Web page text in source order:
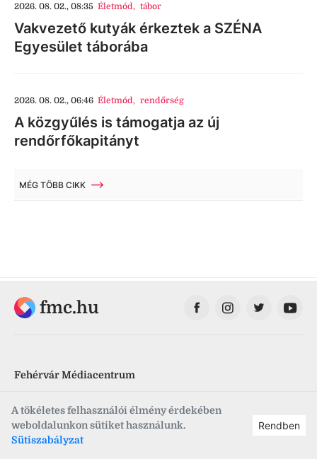
A tökéletes felhasználói élmény érdekében
weboldalunkon sütiket használunk.
Sütiszabályzat
Rendben
2026. 08. 02., 08:35 Életmód, tábor
Vakvezető kutyák érkeztek a SZÉNA
Egyesület táborába
2026. 08. 02., 06:46 Életmód, rendőrség
A közgyűlés is támogatja az új
rendőrfőkapitányt
MÉG TÖBB CIKK
fmc.hu
Fehérvár Médiacentrum
Fehérvár Televízió
Vörösmarty Rádió